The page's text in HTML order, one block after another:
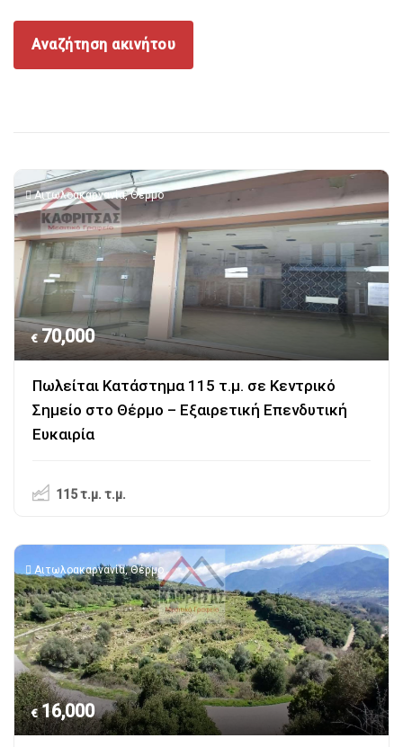
Αναζήτηση ακινήτου
Αιτωλοακαρνανία,Θέρμο
€ 70,000
Πωλείται Κατάστημα 115 τ.μ. σε Κεντρικό
Σημείο στο Θέρμο – Εξαιρετική Επενδυτική
Ευκαιρία
115 τ.μ. τ.μ.
Αιτωλοακαρνανία,Θέρμο
€ 16,000